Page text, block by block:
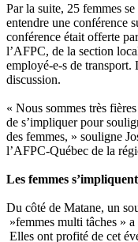
Par la suite, 25 femmes
entendre une conférence
conférence était offerte
l’AFPC, de la section
employé-e-s de transport.
discussion.
« Nous sommes très
de s’impliquer pour
des femmes, » souligne
l’AFPC-Québec de la
Les femmes
Du côté de Matane, un
»femmes multi tâches »
Elles ont profité de cet